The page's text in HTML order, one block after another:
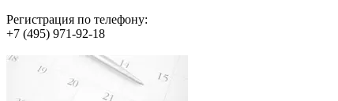
Регистрация по телефону:
+7 (495) 971-92-18